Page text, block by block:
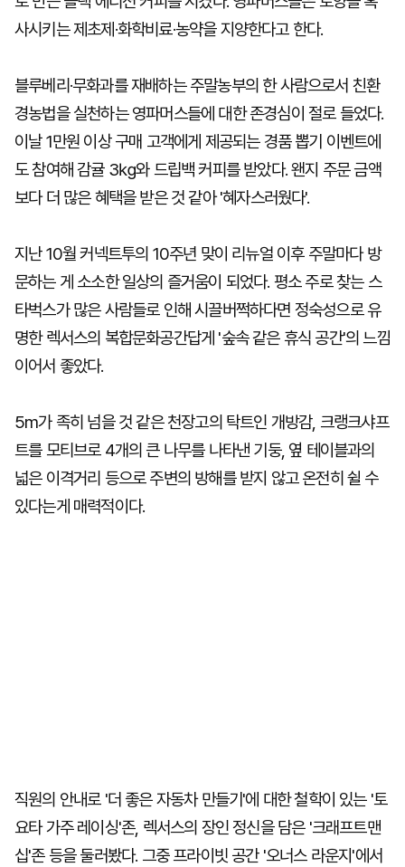
사시키는 제초제·화학비료·농약을 지양한다고 한다.
블루베리·무화과를 재배하는 주말농부의 한 사람으로서 친환
경농법을 실천하는 영파머스들에 대한 존경심이 절로 들었다.
이날 1만원 이상 구매 고객에게 제공되는 경품 뽑기 이벤트에
도 참여해 감귤 3㎏와 드립백 커피를 받았다. 왠지 주문 금액
보다 더 많은 혜택을 받은 것 같아 '혜자스러웠다'.
지난 10월 커넥트투의 10주년 맞이 리뉴얼 이후 주말마다 방
문하는 게 소소한 일상의 즐거움이 되었다. 평소 주로 찾는 스
타벅스가 많은 사람들로 인해 시끌버쩍하다면 정숙성으로 유
명한 렉서스의 복합문화공간답게 '숲속 같은 휴식 공간'의 느낌
이어서 좋았다.
5m가 족히 넘을 것 같은 천장고의 탁트인 개방감, 크랭크샤프
트를 모티브로 4개의 큰 나무를 나타낸 기둥, 옆 테이블과의
넓은 이격거리 등으로 주변의 방해를 받지 않고 온전히 쉴 수
있다는게 매력적이다.
직원의 안내로 '더 좋은 자동차 만들기'에 대한 철학이 있는 '토
요타 가주 레이싱'존, 렉서스의 장인 정신을 담은 '크래프트맨
십'존 등을 둘러봤다. 그중 프라이빗 공간 '오너스 라운지'에서